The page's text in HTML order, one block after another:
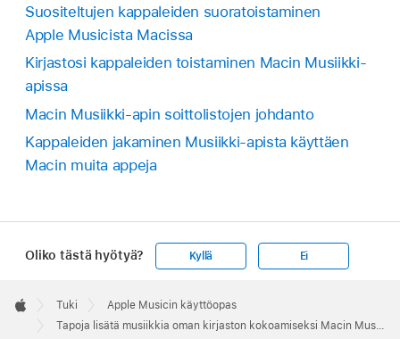
Suositeltujen kappaleiden suoratoistaminen
Apple Musicista Macissa
Kirjastosi kappaleiden toistaminen Macin Musiikki-
apissa
Macin Musiikki-apin soittolistojen johdanto
Kappaleiden jakaminen Musiikki-apista käyttäen
Macin muita appeja
Oliko tästä hyötyä? Kyllä Ei
Footer

Apple
Tuki
Apple Musicin käyttöopas
Tapoja lisätä musiikkia oman kirjaston kokoamiseksi Macin Musiikki-apissa